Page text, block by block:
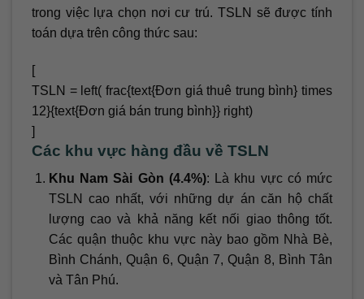
trong việc lựa chọn nơi cư trú. TSLN sẽ được tính
toán dựa trên công thức sau:
[
TSLN = left( frac{text{Đơn giá thuê trung bình} times
12}{text{Đơn giá bán trung bình}} right)
]
Các khu vực hàng đầu về TSLN
Khu Nam Sài Gòn (4.4%): Là khu vực có mức
TSLN cao nhất, với những dự án căn hộ chất
lượng cao và khả năng kết nối giao thông tốt.
Các quận thuộc khu vực này bao gồm Nhà Bè,
Bình Chánh, Quận 6, Quận 7, Quận 8, Bình Tân
và Tân Phú.